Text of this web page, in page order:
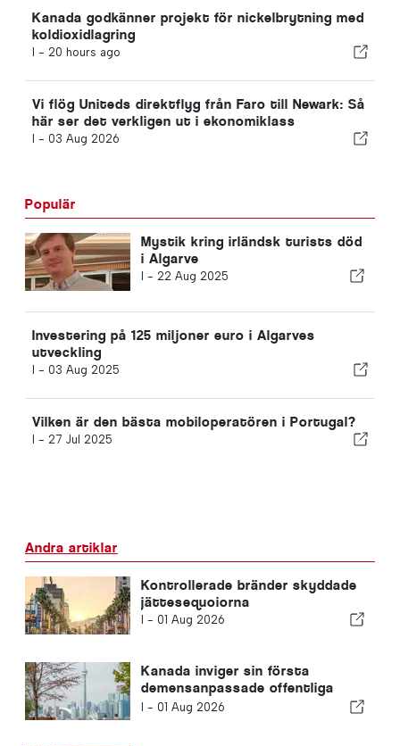
Kanada godkänner projekt för nickelbrytning med
koldioxidlagring
I - 20 hours ago
Vi flög Uniteds direktflyg från Faro till Newark: Så
här ser det verkligen ut i ekonomiklass
I - 03 Aug 2026
Populär
Mystik kring irländsk turists död
i Algarve
I - 22 Aug 2025
Investering på 125 miljoner euro i Algarves
utveckling
I - 03 Aug 2025
Vilken är den bästa mobiloperatören i Portugal?
I - 27 Jul 2025
Andra artiklar
Kontrollerade bränder skyddade
jättesequoiorna
I - 01 Aug 2026
Kanada inviger sin första
demensanpassade offentliga
park
I - 01 Aug 2026